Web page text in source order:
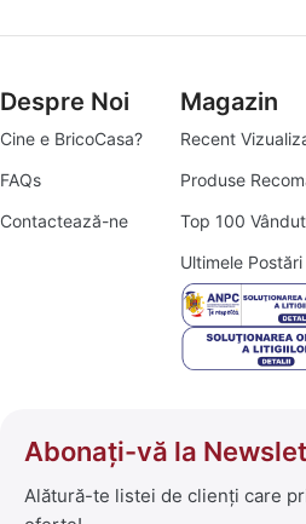
Despre Noi
Cine e BricoCasa?
FAQs
Contactează-ne
Magazin
Recent
Produse
Top 100
Ultimele Postări
Abonați-vă la
Alătură-te listei de clienți care